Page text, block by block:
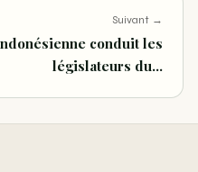
Suivant →
conduit les
législateurs du…